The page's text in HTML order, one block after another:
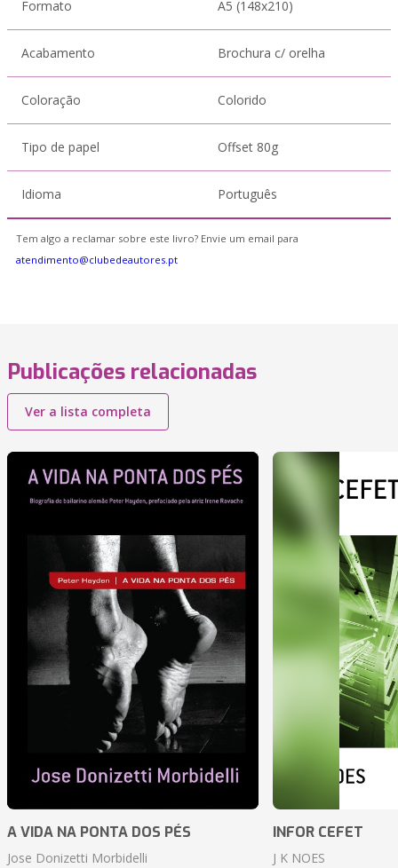
Formato A5 (148x210)
Acabamento Brochura c/ orelha
Coloração Colorido
Tipo de papel Offset 80g
Idioma Português
Tem algo a reclamar sobre este livro? Envie um email para
atendimento@clubedeautores.pt
Publicações relacionadas
Ver a lista completa
A VIDA NA PONTA DOS PÉS
Jose Donizetti Morbidelli
INFOR CEFET
J K NOES